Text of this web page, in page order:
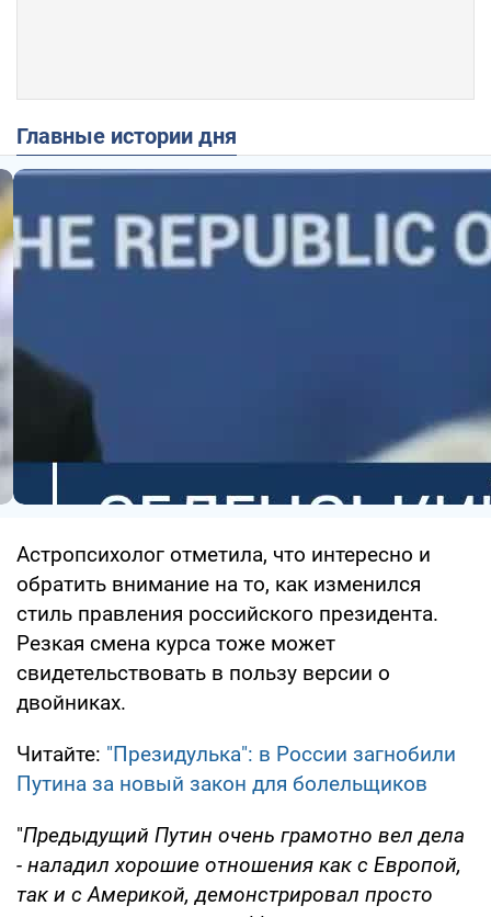
Главные истории дня
Астропсихолог отметила, что интересно и
обратить внимание на то, как изменился
стиль правления российского президента.
Резкая смена курса тоже может
свидетельствовать в пользу версии о
двойниках.
Читайте: "Президулька": в России загнобили
Путина за новый закон для болельщиков
"Предыдущий Путин очень грамотно вел дела
- наладил хорошие отношения как с Европой,
так и с Америкой, демонстрировал просто